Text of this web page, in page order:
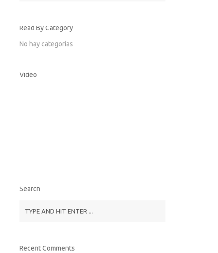
Read By Category
No hay categorías
Video
Search
Recent Comments